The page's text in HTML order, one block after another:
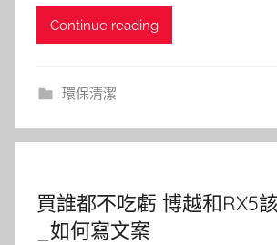
Continue reading
環保清潔
買誰都不吃虧 博越和RX5
_如何寫文案